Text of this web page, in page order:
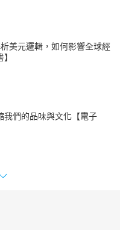
事》、《百年降生：1900-
錄製「歷史人物廣播
、「亞森羅蘋」等著名廣
」播出之影片中擔任旁白、
海外部外語組副組長、組
等職。並曾派赴韓國國家
一年。
美元邏輯，如何影響全球經
我們的品味與文化【電子